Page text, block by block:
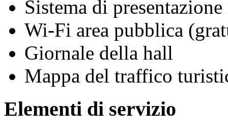
Sistema di
Wi-Fi area pubblica
Giornale della hall
Mappa del traffico
Elementi di servizio